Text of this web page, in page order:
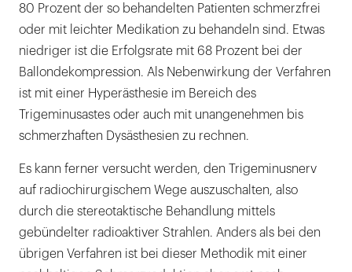
80 Prozent der so behandelten Patienten schmerzfrei
oder mit leichter Medikation zu behandeln sind. Etwas
niedriger ist die Erfolgsrate mit 68 Prozent bei der
Ballondekompression. Als Nebenwirkung der Verfahren
ist mit einer Hyperästhesie im Bereich des
Trigeminusastes oder auch mit unangenehmen bis
schmerzhaften Dysästhesien zu rechnen.
Es kann ferner versucht werden, den Trigeminusnerv
auf radiochirurgischem Wege auszuschalten, also
durch die stereotaktische Behandlung mittels
gebündelter radioaktiver Strahlen. Anders als bei den
übrigen Verfahren ist bei dieser Methodik mit einer